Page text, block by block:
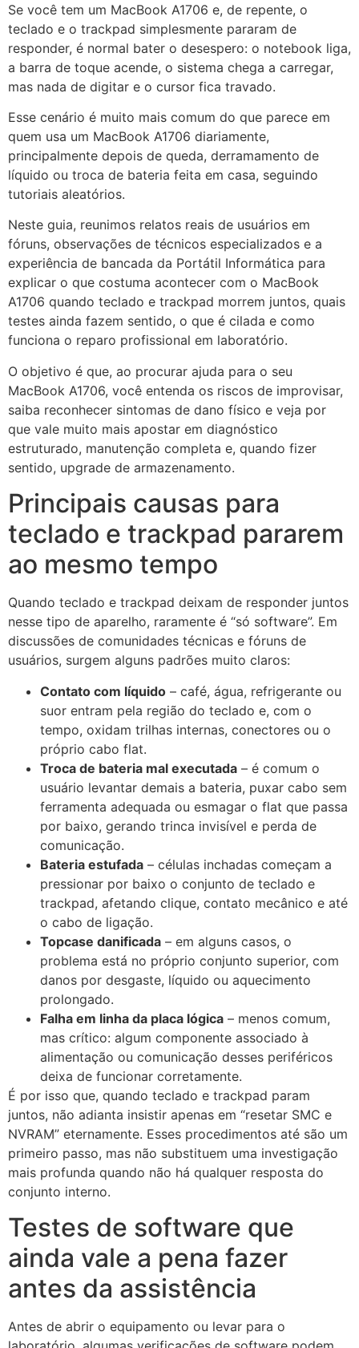
Se você tem um MacBook A1706 e, de repente, o
teclado e o trackpad simplesmente pararam de
responder, é normal bater o desespero: o notebook liga,
a barra de toque acende, o sistema chega a carregar,
mas nada de digitar e o cursor fica travado.
Esse cenário é muito mais comum do que parece em
quem usa um MacBook A1706 diariamente,
principalmente depois de queda, derramamento de
líquido ou troca de bateria feita em casa, seguindo
tutoriais aleatórios.
Neste guia, reunimos relatos reais de usuários em
fóruns, observações de técnicos especializados e a
experiência de bancada da Portátil Informática para
explicar o que costuma acontecer com o MacBook
A1706 quando teclado e trackpad morrem juntos, quais
testes ainda fazem sentido, o que é cilada e como
funciona o reparo profissional em laboratório.
O objetivo é que, ao procurar ajuda para o seu
MacBook A1706, você entenda os riscos de improvisar,
saiba reconhecer sintomas de dano físico e veja por
que vale muito mais apostar em diagnóstico
estruturado, manutenção completa e, quando fizer
sentido, upgrade de armazenamento.
Principais causas para
teclado e trackpad pararem
ao mesmo tempo
Quando teclado e trackpad deixam de responder juntos
nesse tipo de aparelho, raramente é “só software”. Em
discussões de comunidades técnicas e fóruns de
usuários, surgem alguns padrões muito claros:
Contato com líquido – café, água, refrigerante ou
suor entram pela região do teclado e, com o
tempo, oxidam trilhas internas, conectores ou o
próprio cabo flat.
Troca de bateria mal executada – é comum o
usuário levantar demais a bateria, puxar cabo sem
ferramenta adequada ou esmagar o flat que passa
por baixo, gerando trinca invisível e perda de
comunicação.
Bateria estufada – células inchadas começam a
pressionar por baixo o conjunto de teclado e
trackpad, afetando clique, contato mecânico e até
o cabo de ligação.
Topcase danificada – em alguns casos, o
problema está no próprio conjunto superior, com
danos por desgaste, líquido ou aquecimento
prolongado.
Falha em linha da placa lógica – menos comum,
mas crítico: algum componente associado à
alimentação ou comunicação desses periféricos
deixa de funcionar corretamente.
É por isso que, quando teclado e trackpad param
juntos, não adianta insistir apenas em “resetar SMC e
NVRAM” eternamente. Esses procedimentos até são um
primeiro passo, mas não substituem uma investigação
mais profunda quando não há qualquer resposta do
conjunto interno.
Testes de software que
ainda vale a pena fazer
antes da assistência
Antes de abrir o equipamento ou levar para o